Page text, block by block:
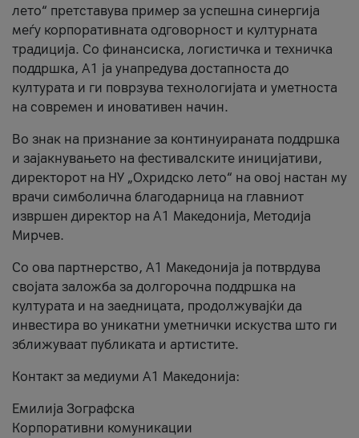
лето“ претставува пример за успешна синергија
меѓу корпоративната одговорност и културната
традиција. Со финансиска, логистичка и техничка
поддршка, A1 ја унапредува достапноста до
културата и ги поврзува технологијата и уметноста
на современ и иновативен начин.
Во знак на признание за континуираната поддршка
и зајакнувањето на фестивалските иницијативи,
директорот на НУ „Охридско лето“ на овој настан му
врачи симболична благодарница на главниот
извршен директор на A1 Македонија, Методија
Мирчев.
Со ова партнерство, A1 Македонија ја потврдува
својата заложба за долгорочна поддршка на
културата и на заедницата, продолжувајќи да
инвестира во уникатни уметнички искуства што ги
зближуваат публиката и артистите.
Контакт за медиуми А1 Македонија:
Емилија Зографска
Корпоративни комуникации